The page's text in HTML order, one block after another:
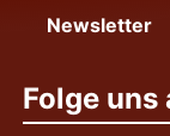
Newsletter
Folge uns